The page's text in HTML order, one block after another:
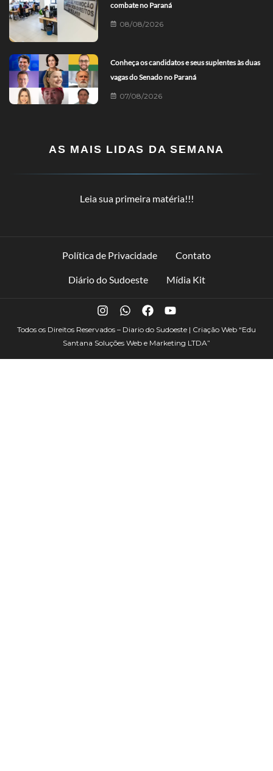
combate no Paraná
08/08/2026
Conheça os candidatos e seus suplentes às duas
vagas do Senado no Paraná
07/08/2026
AS MAIS LIDAS DA SEMANA
Leia sua primeira matéria!!!
Política de Privacidade Contato
Diário do Sudoeste Mídia Kit
Todos os Direitos Reservados – Diario do Sudoeste | Criação Web “Edu
Santana Soluções Web e Marketing LTDA”